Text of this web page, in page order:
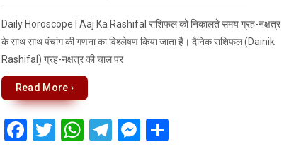
Daily Horoscope | Aaj Ka Rashifal राशिफल को निकालते समय ग्रह-नक्षत्र
के साथ साथ पंचांग की गणना का विश्लेषण किया जाता है। दैनिक राशिफल (Dainik
Rashifal) ग्रह-नक्षत्र की चाल पर
Read More ›
F T W T M S